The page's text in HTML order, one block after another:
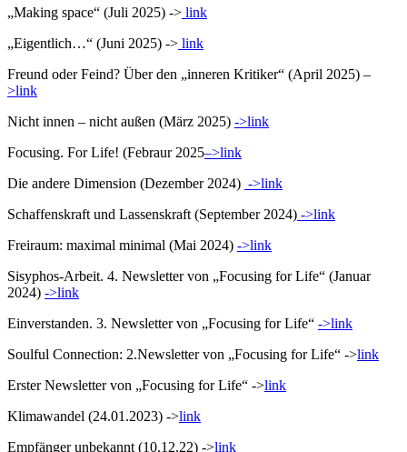
„Making space“ (Juli 2025) -> link
„Eigentlich…“ (Juni 2025) -> link
Freund oder Feind? Über den „inneren Kritiker“ (April 2025) –
>link
Nicht innen – nicht außen (März 2025) ->link
Focusing. For Life! (Febraur 2025–>link
Die andere Dimension (Dezember 2024) ->link
Schaffenskraft und Lassenskraft (September 2024) ->link
Freiraum: maximal minimal (Mai 2024) ->link
Sisyphos-Arbeit. 4. Newsletter von „Focusing for Life“ (Januar
2024) ->link
Einverstanden. 3. Newsletter von „Focusing for Life“ ->link
Soulful Connection: 2.Newsletter von „Focusing for Life“ ->link
Erster Newsletter von „Focusing for Life“ ->link
Klimawandel (24.01.2023) ->link
Empfänger unbekannt (10.12.22) ->link